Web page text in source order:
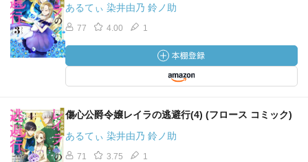
あるてぃ 染井由乃 鈴ノ助
77 4.00 1
傷心公爵令嬢レイラの逃避行(4) (フロース コミック)
あるてぃ 染井由乃 鈴ノ助
71 3.75 1